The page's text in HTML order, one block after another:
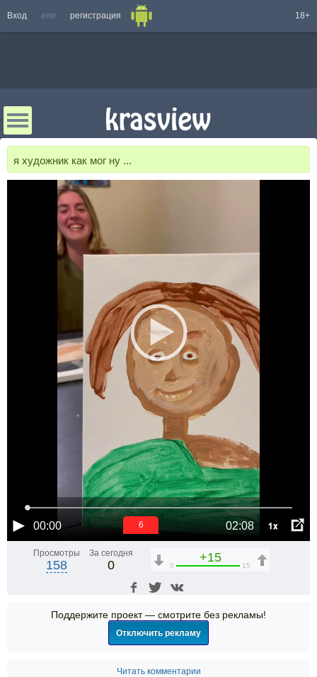
Вход или регистрация 18+
я художник как мог ну ...
00:00 02:08 1x
6
Просмотры
158
За сегодня
0
+15
0 15
Поддержите проект — смотрите без рекламы!
Отключить рекламу
Читать комментарии